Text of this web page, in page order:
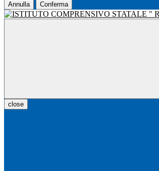
Annulla Conferma
close